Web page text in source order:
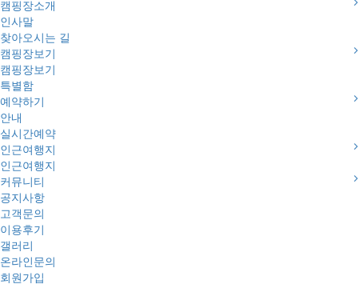
캠핑장소개
인사말
찾아오시는 길
캠핑장보기
캠핑장보기
특별함
예약하기
안내
실시간예약
인근여행지
인근여행지
커뮤니티
공지사항
고객문의
이용후기
갤러리
온라인문의
회원가입